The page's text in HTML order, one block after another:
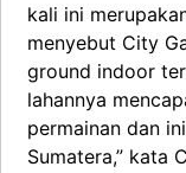
kali ini
menyebut City
ground indoor
lahannya
permainan dan
Sumatera,” kata